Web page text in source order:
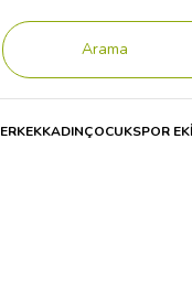
ERKEKKADINÇOCUKSPOR
Skechers Meridian